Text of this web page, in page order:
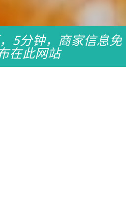
5分钟，商家信息免
在此网站